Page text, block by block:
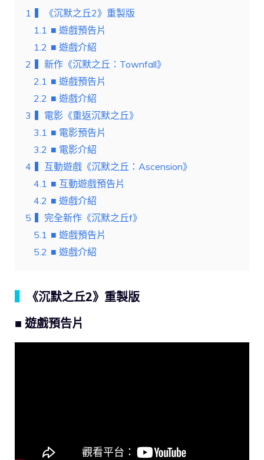
1
▍《沉默之丘2》重製版
1.1 ■ 遊戲預告片
1.2 ■ 遊戲介紹
2
▍新作《沉默之丘：Townfall》
2.1 ■ 遊戲預告片
2.2 ■ 遊戲介紹
3
▍電影《重返沉默之丘》
3.1 ■ 電影預告片
3.2 ■ 電影介紹
4
▍互動遊戲《沉默之丘：Ascension》
4.1 ■ 互動遊戲預告片
4.2 ■ 遊戲介紹
5
▍完全新作《沉默之丘f》
5.1 ■ 遊戲預告片
5.2 ■ 遊戲介紹
《沉默之丘2》重製版
■ 遊戲預告片